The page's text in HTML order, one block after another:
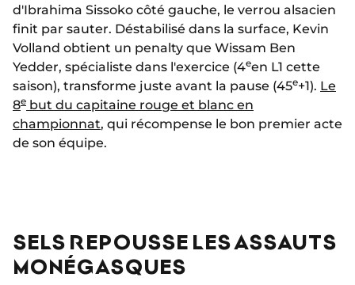
d'Ibrahima Sissoko côté gauche, le verrou alsacien
finit par sauter. Déstabilisé dans la surface, Kevin
Volland obtient un penalty que Wissam Ben
Yedder, spécialiste dans l'exercice (4een L1 cette
saison), transforme juste avant la pause (45e+1). Le
8e but du capitaine rouge et blanc en
championnat, qui récompense le bon premier acte
de son équipe.
SELS REPOUSSE LES ASSAUTS
MONÉGASQUES